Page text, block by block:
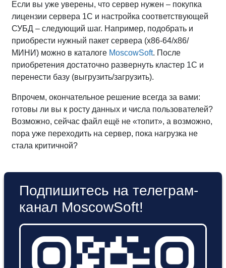
Если вы уже уверены, что сервер нужен – покупка
лицензии сервера 1С и настройка соответствующей
СУБД – следующий шаг. Например, подобрать и
приобрести нужный пакет сервера (х86-64/х86/
МИНИ) можно в каталоге MoscowSoft. После
приобретения достаточно развернуть кластер 1С и
перенести базу (выгрузить/загрузить).
Впрочем, окончательное решение всегда за вами:
готовы ли вы к росту данных и числа пользователей?
Возможно, сейчас файл ещё не «топит», а возможно,
пора уже переходить на сервер, пока нагрузка не
стала критичной?
Подпишитесь на телеграм-
канал MoscowSoft!